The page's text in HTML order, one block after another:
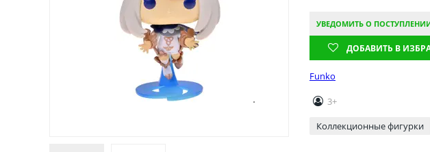
УВЕДОМИТЬ О
ДОБАВИТЬ В
Funko
3+
Коллекционные фигурки